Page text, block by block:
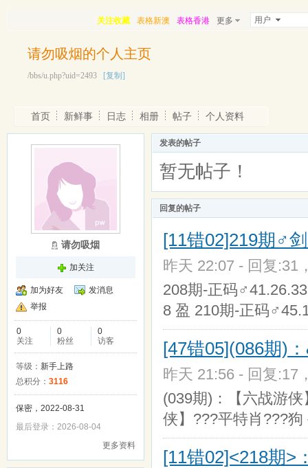
关注收藏 表格新澳 表格香港 更多 用户
请勿吸烟的个人主页
/bbs/u.php?uid=2493 [复制]
首页 新鲜事 日志 相册 帖子 个人资料
请勿吸烟
加关注
加为好友
发消息
举报
0
关注
0
粉丝
0
访客
等级： 新手上路
总积分： 3116
保密，2022-08-31
最后登录：2026-08-04
更多资料
发表的帖子
暂无帖子！
回复的帖子
[11错02]219期♂
昨天 22:07 - 回复:31
208期-正码
8 盈 210期-正码
[47错05](086期)
昨天 21:56 - 回复:17
(039期)：【六战游
侠】???平特肖???
[11错02]<218期>